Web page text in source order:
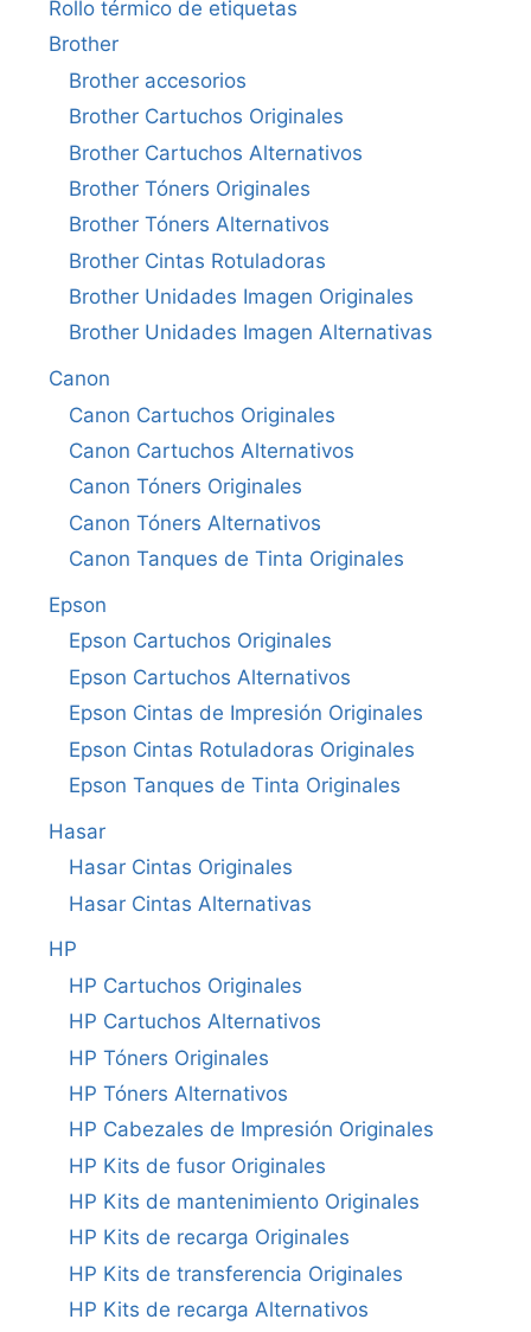
Rollo térmico de etiquetas
Brother
Brother accesorios
Brother Cartuchos Originales
Brother Cartuchos Alternativos
Brother Tóners Originales
Brother Tóners Alternativos
Brother Cintas Rotuladoras
Brother Unidades Imagen Originales
Brother Unidades Imagen Alternativas
Canon
Canon Cartuchos Originales
Canon Cartuchos Alternativos
Canon Tóners Originales
Canon Tóners Alternativos
Canon Tanques de Tinta Originales
Epson
Epson Cartuchos Originales
Epson Cartuchos Alternativos
Epson Cintas de Impresión Originales
Epson Cintas Rotuladoras Originales
Epson Tanques de Tinta Originales
Hasar
Hasar Cintas Originales
Hasar Cintas Alternativas
HP
HP Cartuchos Originales
HP Cartuchos Alternativos
HP Tóners Originales
HP Tóners Alternativos
HP Cabezales de Impresión Originales
HP Kits de fusor Originales
HP Kits de mantenimiento Originales
HP Kits de recarga Originales
HP Kits de transferencia Originales
HP Kits de recarga Alternativos